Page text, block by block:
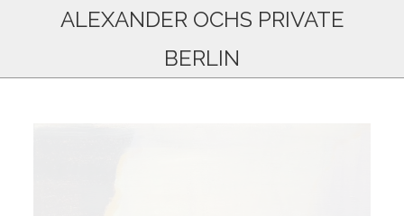
ALEXANDER OCHS PRIVATE
BERLIN